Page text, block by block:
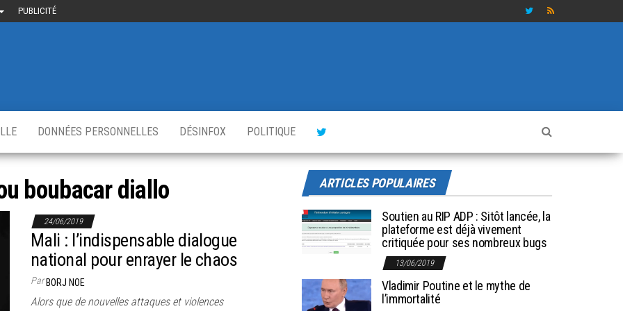
PUBLICITÉ
DONNÉES PERSONNELLES DÉSINFOX POLITIQUE
boubacar diallo
24/06/2019
Mali : l’indispensable dialogue
national pour enrayer le chaos
ParBORJ NOE
Alors que de nouvelles attaques et violences
ARTICLES POPULAIRES
Soutien au RIP ADP : Sitôt lancée, la
plateforme est déjà vivement
critiquée pour ses nombreux bugs
13/06/2019
Vladimir Poutine et le mythe de
l’immortalité